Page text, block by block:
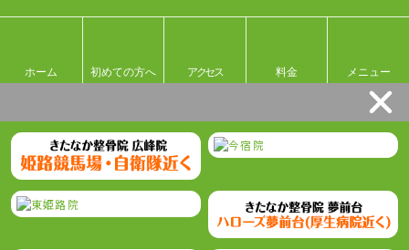
ホーム 初めての方へ アクセス 料金 メニュー